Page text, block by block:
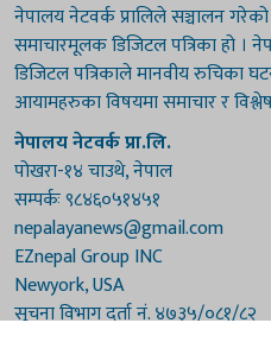
नेपालय नेटवर्क प्रालिले सञ्चालन
समाचारमूलक डिजिटल पत्रिका हो ।
डिजिटल पत्रिकाले मानवीय रुचिका
आयामहरुका विषयमा समाचार र
नेपालय नेटवर्क प्रा.लि.
पोखरा-१४ चाउथे, नेपाल
सम्पर्कः ९८४६०५१४५१
nepalayanews@gmail.com
EZnepal Group INC
Newyork, USA
सूचना विभाग दर्ता नं. ४७३५/०८१/८२